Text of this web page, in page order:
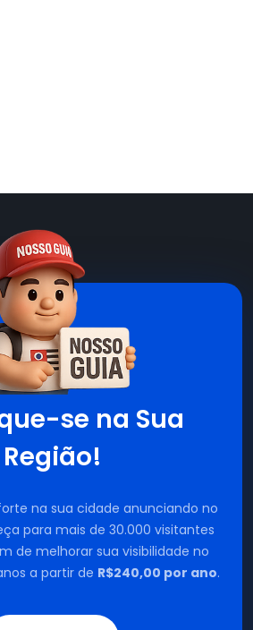
se na Sua
Região!
na sua cidade anunciando no
para mais de 30.000 visitantes
de melhorar sua visibilidade no
a partir de R$240,00 por ano.